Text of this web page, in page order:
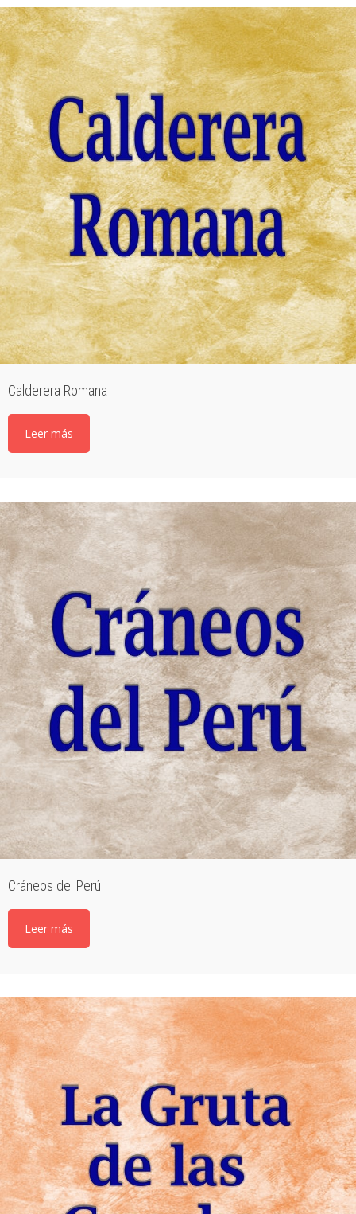
Calderera Romana
Leer más
Cráneos del Perú
Leer más